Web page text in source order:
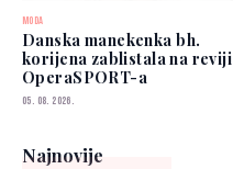
MODA
Danska manekenka bh.
korijena zablistala na reviji
OperaSPORT-a
05. 08. 2026.
Najnovije